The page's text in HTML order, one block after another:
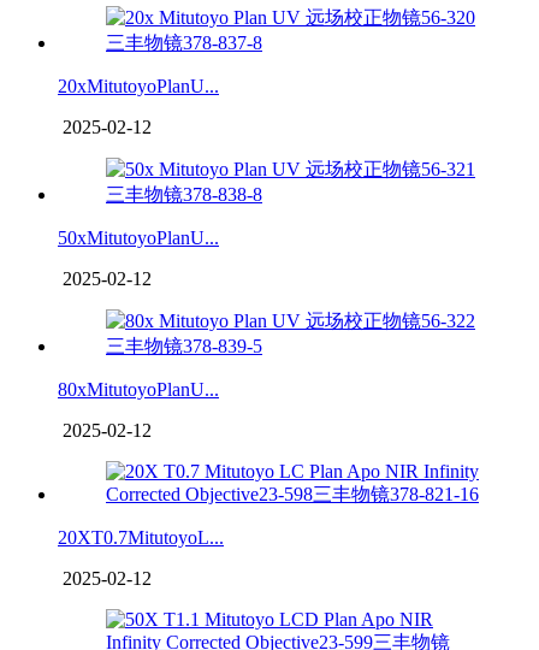
20xMitutoyoPlanU...
2025-02-12
50xMitutoyoPlanU...
2025-02-12
80xMitutoyoPlanU...
2025-02-12
20XT0.7MitutoyoL...
2025-02-12